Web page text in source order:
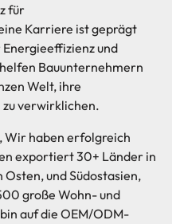
für
Karriere ist geprägt
und
Bauunternehmern
Welt, ihre
verwirklichen.
Wir haben erfolgreich
exportiert 30+ Länder in
Osten, und Südostasien,
große Wohn- und
auf die OEM/ODM-